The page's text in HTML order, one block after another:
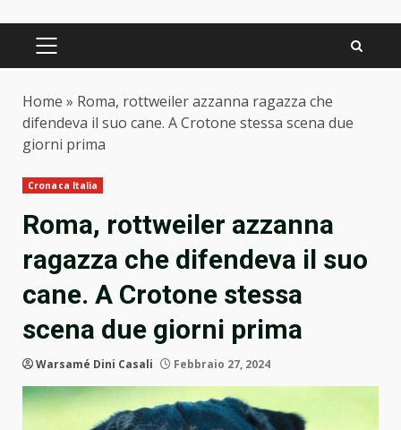
PRIMARY
Home » Roma, rottweiler azzanna ragazza che
difendeva il suo cane. A Crotone stessa scena due
giorni prima
Cronaca Italia
Roma, rottweiler azzanna
ragazza che difendeva il suo
cane. A Crotone stessa
scena due giorni prima
Warsamé Dini Casali Febbraio 27, 2024